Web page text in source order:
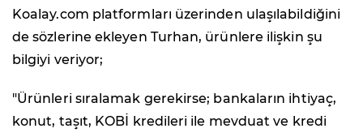
Koalay.com platformları üzerinden ulaşılabildiğini
de sözlerine ekleyen Turhan, ürünlere ilişkin şu
bilgiyi veriyor;
"Ürünleri sıralamak gerekirse; bankaların ihtiyaç,
konut, taşıt, KOBİ kredileri ile mevduat ve kredi